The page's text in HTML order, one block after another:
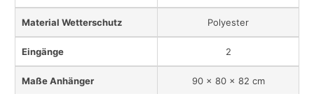
Material Wetterschutz Polyester
Eingänge 2
Maße Anhänger 90 x 80 x 82 cm